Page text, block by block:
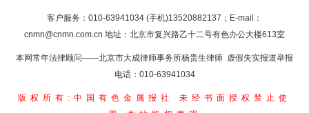
客户服务：010-63941034 (手机)13520882137；E-mail：
cnmn@cnmn.com.cn 地址：北京市复兴路乙十二号有色办公大楼613室
本网常年法律顾问——北京市大成律师事务所杨贵生律师 虚假失实报道举报
电话：010-63941034
版权所有:中国有色金属报社
未经书面授权禁止使